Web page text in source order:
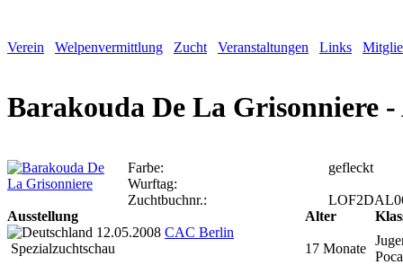
Verein Welpenvermittlung Zucht Veranstaltungen Links
Barakouda De La Grisonniere -
Farbe:
gefleckt
Wurftag:
Zuchtbuchnr.:
Ausstellung
Alter
12.05.2008 CAC Berlin
Spezialzuchtschau
17 Monate